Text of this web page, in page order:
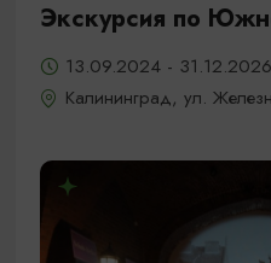
Экскурсия по
13.09.2024 - 31.12.2026
Калининград, ул.